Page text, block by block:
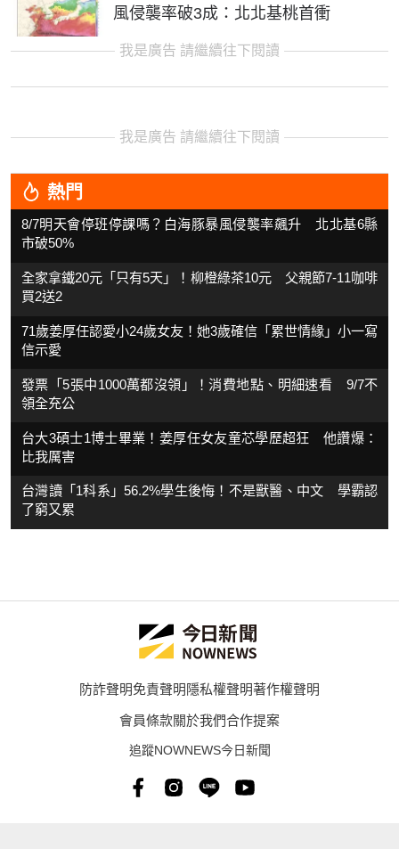
風侵襲率破3成：北北基桃首衝
我是廣告 請繼續往下閱讀
我是廣告 請繼續往下閱讀
熱門
8/7明天會停班停課嗎？白海豚暴風侵襲率飆升 北北基6縣
市破50%
全家拿鐵20元「只有5天」！柳橙綠茶10元 父親節7-11咖啡
買2送2
71歲姜厚任認愛小24歲女友！她3歲確信「累世情緣」小一寫
信示愛
發票「5張中1000萬都沒領」！消費地點、明細速看 9/7不
領全充公
台大3碩士1博士畢業！姜厚任女友童芯學歷超狂 他讚爆：
比我厲害
台灣讀「1科系」56.2%學生後悔！不是獸醫、中文 學霸認
了窮又累
防詐聲明免責聲明隱私權聲明著作權聲明
會員條款關於我們合作提案
追蹤NOWNEWS今日新聞